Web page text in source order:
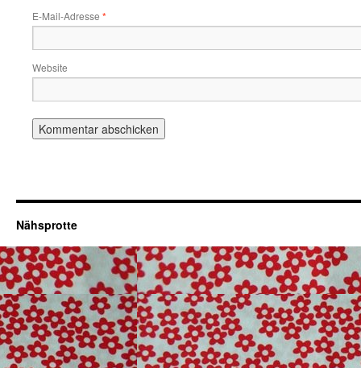
E-Mail-Adresse *
Website
Nähsprotte